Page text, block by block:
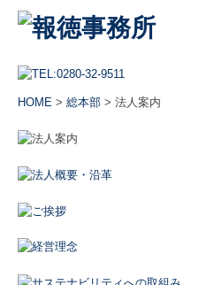
HOME
HOME > 総本部 > 法人案内